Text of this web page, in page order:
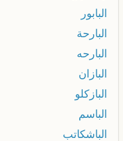
البابور
البارحة
البارحه
البازان
البازكلو
الباسم
الباشكاتب